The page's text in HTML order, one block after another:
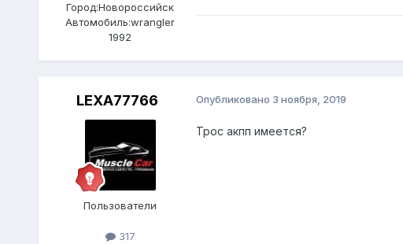
Город:Новороссийск
Автомобиль:wrangler
1992
LEXA77766
Пользователи
317
Опубликовано 3 ноября, 2019
Трос акпп имеется?